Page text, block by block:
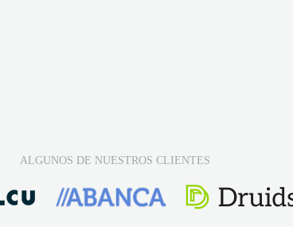
ALGUNOS DE NUESTROS CLIENTES